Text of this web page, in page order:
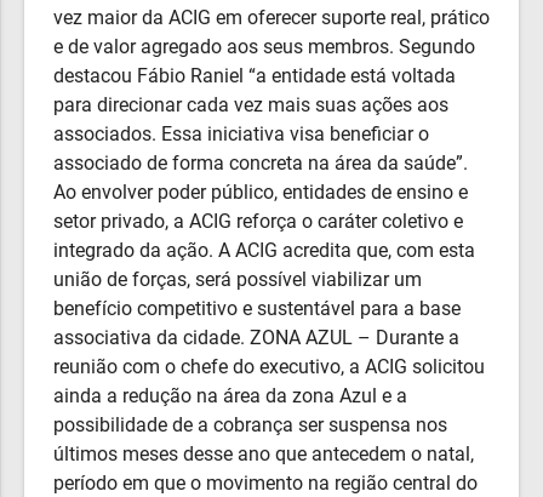
vez maior da ACIG em oferecer suporte real, prático
e de valor agregado aos seus membros. Segundo
destacou Fábio Raniel “a entidade está voltada
para direcionar cada vez mais suas ações aos
associados. Essa iniciativa visa beneficiar o
associado de forma concreta na área da saúde”.
Ao envolver poder público, entidades de ensino e
setor privado, a ACIG reforça o caráter coletivo e
integrado da ação. A ACIG acredita que, com esta
união de forças, será possível viabilizar um
benefício competitivo e sustentável para a base
associativa da cidade. ZONA AZUL – Durante a
reunião com o chefe do executivo, a ACIG solicitou
ainda a redução na área da zona Azul e a
possibilidade de a cobrança ser suspensa nos
últimos meses desse ano que antecedem o natal,
período em que o movimento na região central do